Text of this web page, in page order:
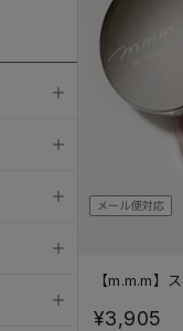
メール便対応
【m.m.m】
¥3,905